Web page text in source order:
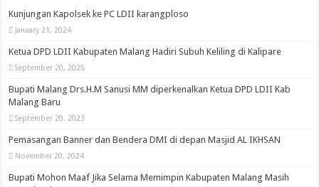
Kunjungan Kapolsek ke PC LDII karangploso
January 21, 2024
Ketua DPD LDII Kabupaten Malang Hadiri Subuh Keliling di Kalipare
September 20, 2025
Bupati Malang Drs.H.M Sanusi MM diperkenalkan Ketua DPD LDII Kab
Malang Baru
September 20, 2023
Pemasangan Banner dan Bendera DMI di depan Masjid AL IKHSAN
November 20, 2024
Bupati Mohon Maaf Jika Selama Memimpin Kabupaten Malang Masih